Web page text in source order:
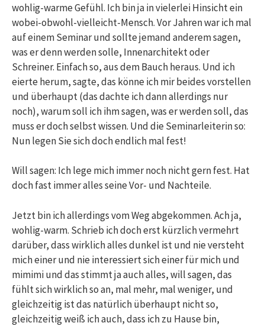
wohlig-warme Gefühl. Ich bin ja in vielerlei Hinsicht ein
wobei-obwohl-vielleicht-Mensch. Vor Jahren war ich mal
auf einem Seminar und sollte jemand anderem sagen,
was er denn werden solle, Innenarchitekt oder
Schreiner. Einfach so, aus dem Bauch heraus. Und ich
eierte herum, sagte, das könne ich mir beides vorstellen
und überhaupt (das dachte ich dann allerdings nur
noch), warum soll ich ihm sagen, was er werden soll, das
muss er doch selbst wissen. Und die Seminarleiterin so:
Nun legen Sie sich doch endlich mal fest!
Will sagen: Ich lege mich immer noch nicht gern fest. Hat
doch fast immer alles seine Vor- und Nachteile.
Jetzt bin ich allerdings vom Weg abgekommen. Ach ja,
wohlig-warm. Schrieb ich doch erst kürzlich vermehrt
darüber, dass wirklich alles dunkel ist und nie versteht
mich einer und nie interessiert sich einer für mich und
mimimi und das stimmt ja auch alles, will sagen, das
fühlt sich wirklich so an, mal mehr, mal weniger, und
gleichzeitig ist das natürlich überhaupt nicht so,
gleichzeitig weiß ich auch, dass ich zu Hause bin,